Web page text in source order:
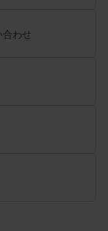
わせ